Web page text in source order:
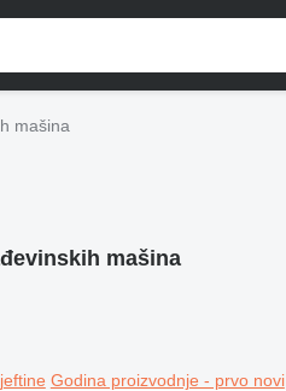
mašina
mašina
Godina proizvodnje - prvo novi